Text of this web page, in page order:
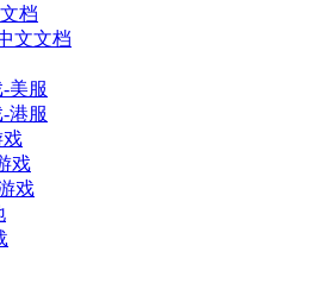
档
文文档
美服
港服
戏
戏
戏